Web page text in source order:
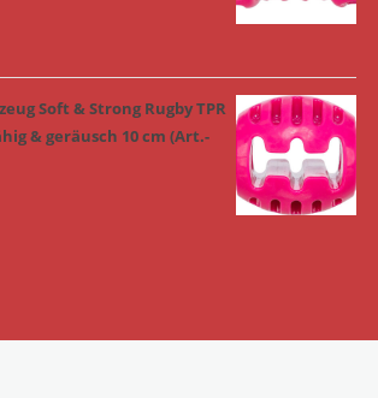
Soft & Strong Rugby TPR
& geräusch 10 cm (Art.-